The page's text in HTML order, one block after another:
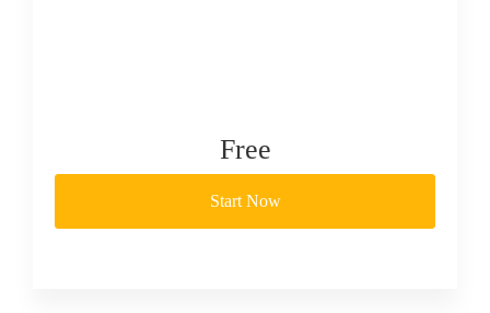
Free
Start Now